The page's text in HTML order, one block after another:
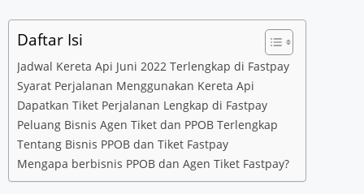
Daftar Isi
Jadwal Kereta Api Juni 2022 Terlengkap di Fastpay
Syarat Perjalanan Menggunakan Kereta Api
Dapatkan Tiket Perjalanan Lengkap di Fastpay
Peluang Bisnis Agen Tiket dan PPOB Terlengkap
Tentang Bisnis PPOB dan Tiket Fastpay
Mengapa berbisnis PPOB dan Agen Tiket Fastpay?